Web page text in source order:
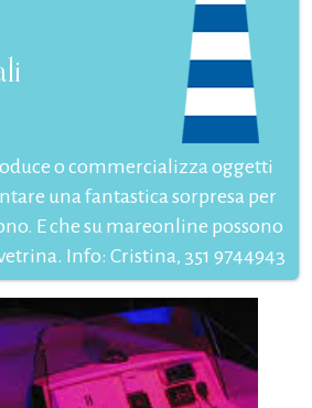
o commercializza oggetti
una fantastica sorpresa per
E che su mareonline possono
Info: Cristina, 351 9744943